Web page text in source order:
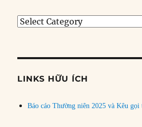
Tìm
đề
LINKS HỮU ÍCH
Báo cáo Thường niên 2025 và Kêu